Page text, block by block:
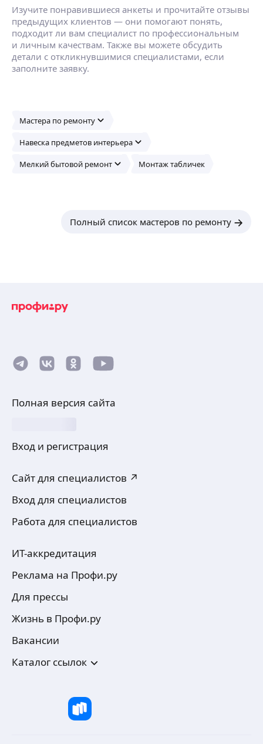
Изучите понравившиеся анкеты и прочитайте отзывы
предыдущих клиентов — они помогают понять,
подходит ли вам специалист по профессиональным
и личным качествам. Также вы можете обсудить
детали с откликнувшимися специалистами, если
заполните заявку.
Мастера по ремонту
Навеска предметов интерьера
Мелкий бытовой ремонт Монтаж табличек
Полный список мастеров по ремонту
Полная версия сайта
Вход и регистрация
Сайт для специалистов ↗
Вход для специалистов
Работа для специалистов
ИТ-аккредитация
Реклама на Профи.ру
Для прессы
Жизнь в Профи.ру
Вакансии
Каталог ссылок